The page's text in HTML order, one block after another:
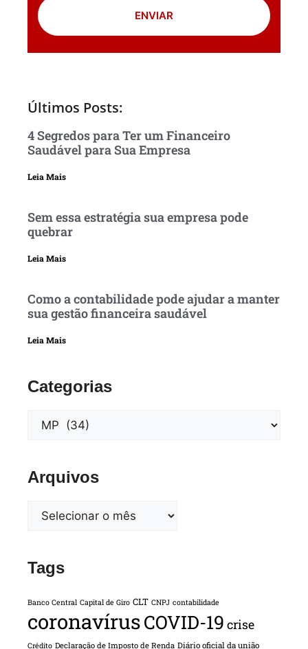
ENVIAR
Últimos Posts:
4 Segredos para Ter um Financeiro
Saudável para Sua Empresa
Leia Mais
Sem essa estratégia sua empresa pode
quebrar
Leia Mais
Como a contabilidade pode ajudar a manter
sua gestão financeira saudável
Leia Mais
Categorias
Arquivos
Tags
Banco Central Capital de Giro CLT CNPJ contabilidade
coronavírusCOVID-19 crise
Crédito Declaração de Imposto de Renda Diário oficial da união